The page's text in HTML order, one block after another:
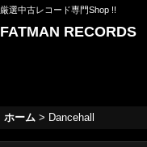
厳選中古レコード専門Shop !!
FATMAN RECORDS
ホーム > Dancehall